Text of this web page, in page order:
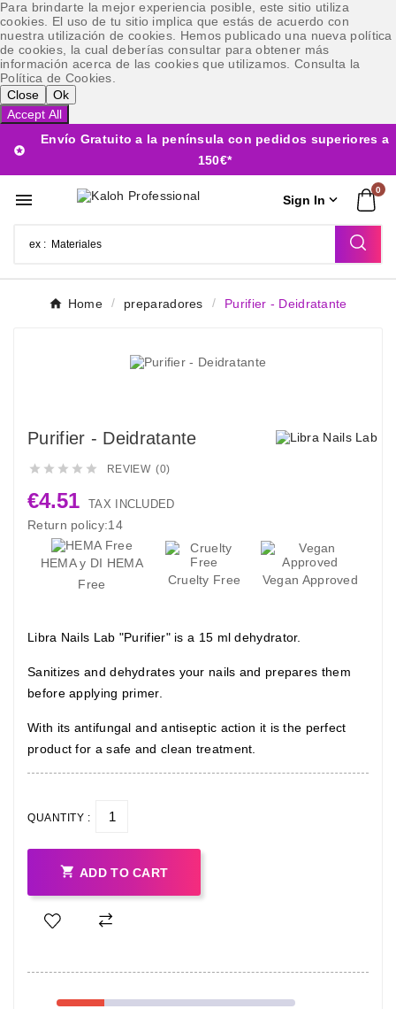
Para brindarte la mejor experiencia posible, este sitio utiliza
cookies. El uso de tu sitio implica que estás de acuerdo con
nuestra utilización de cookies. Hemos publicado una nueva política
de cookies, la cual deberías consultar para obtener más
información acerca de las cookies que utilizamos. Consulta la
Política de Cookies.
Close
Ok
Accept All

Envío Gratuito a la península con pedidos superiores a
150€*
 Sign In 
0
Home preparadores Purifier - Deidratante
Purifier - Deidratante
     REVIEW (0)
€4.51 TAX INCLUDED
Return policy:14
HEMA y DI HEMA
Free
Cruelty Free Vegan Approved
Libra Nails Lab "Purifier" is a 15 ml dehydrator.
Sanitizes and dehydrates your nails and prepares them
before applying primer.
With its antifungal and antiseptic action it is the perfect
product for a safe and clean treatment.
QUANTITY :
 ADD TO CART